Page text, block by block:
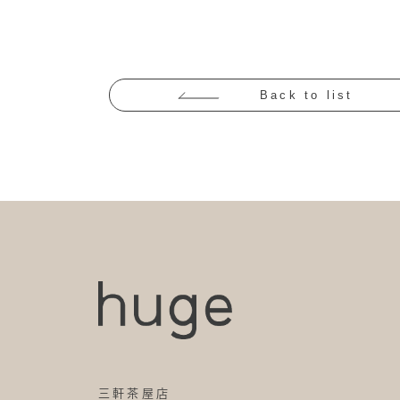
Back to list
三軒茶屋店